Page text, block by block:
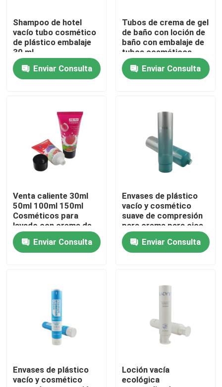
Sobre nosotros
Recorrido por la fábrica
Control de calidad
Solicitar una cita
Tubo cosmético
tubo cosmético vacío
Shampoo de hotel
vacío tubo cosmético
de plástico embalaje
30 ml
Enviar Consulta
Tubos de crema de gel
de baño con loción de
baño con embalaje de
tubos cosméticos
ecológicos
personalizados con
tapa de tapa
Enviar Consulta
Venta caliente 30ml
50ml 100ml 150ml
Cosméticos para
lavado con crema de
lavado Tubo blando
para loción corporal
crema para manos
Enviar Consulta
Envases de plástico
vacío y cosmético
suave de compresión
para crema para ojos
Enviar Consulta
Envases de plástico
vacío y cosmético
Loción vacía
ecológica